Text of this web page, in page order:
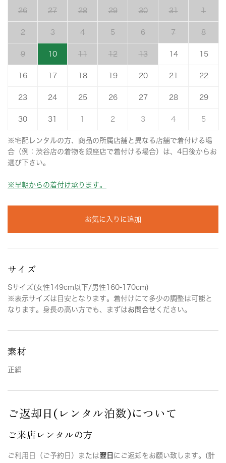
26 27 28 29 30 31 1
2 3 4 5 6 7 8
9 10 11 12 13 14 15
16 17 18 19 20 21 22
23 24 25 26 27 28 29
30 31 2 3 4 5
※宅配レンタルの方、商品の所属店舗と異なる店舗で着付ける場
合（例：渋谷店の着物を銀座店で着付ける場合）は、4日後からお
選び下さい。
※早朝からの着付け承ります。
お気に入りに追加
サイズ
Sサイズ(女性149cm以下/男性160-170cm)
※表示サイズは目安となります。着付けにて多少の調整は可能と
なります。身長の高い方でも、まずはお問合せ ください。
素材
正絹
ご返却日(レンタル泊数)について
ご来店レンタルの方
ご利用日（ご予約日）または翌日 にご返却をお願い致します。(計